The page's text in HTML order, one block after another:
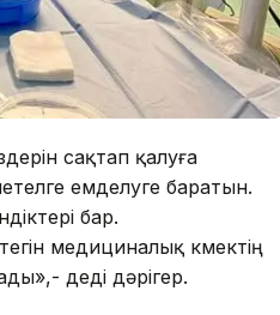
сақтап қалуға
емделуге баратын.
бар.
медициналық көмектің
деді дәрігер.